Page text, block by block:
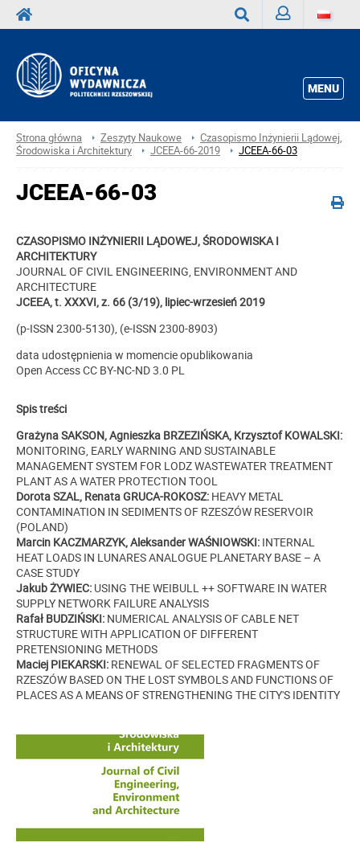
MENU
Strona główna Zeszyty Naukowe
Czasopismo Inżynierii Lądowej,
Środowiska i Architektury
JCEEA-66-2019 JCEEA-66-03
JCEEA-66-03
CZASOPISMO INŻYNIERII LĄDOWEJ, ŚRODOWISKA I
ARCHITEKTURY
JOURNAL OF CIVIL ENGINEERING, ENVIRONMENT AND
ARCHITECTURE
JCEEA, t. XXXVI, z. 66 (3/19), lipiec-wrzesień 2019
(p-ISSN 2300-5130), (e-ISSN 2300-8903)
data udostępnienia w momencie opublikowania
Open Access CC BY-NC-ND 3.0 PL
Spis treści
Grażyna SAKSON, Agnieszka BRZEZIŃSKA, Krzysztof KOWALSKI:
MONITORING, EARLY WARNING AND SUSTAINABLE
MANAGEMENT SYSTEM FOR LODZ WASTEWATER TREATMENT
PLANT AS A WATER PROTECTION TOOL
Dorota SZAL, Renata GRUCA-ROKOSZ: HEAVY METAL
CONTAMINATION IN SEDIMENTS OF RZESZÓW RESERVOIR
(POLAND)
Marcin KACZMARZYK, Aleksander WAŚNIOWSKI: INTERNAL
HEAT LOADS IN LUNARES ANALOGUE PLANETARY BASE – A
CASE STUDY
Jakub ŻYWIEC: USING THE WEIBULL ++ SOFTWARE IN WATER
SUPPLY NETWORK FAILURE ANALYSIS
Rafał BUDZIŃSKI: NUMERICAL ANALYSIS OF CABLE NET
STRUCTURE WITH APPLICATION OF DIFFERENT
PRETENSIONING METHODS
Maciej PIEKARSKI: RENEWAL OF SELECTED FRAGMENTS OF
RZESZÓW BASED ON THE LOST SYMBOLS AND FUNCTIONS OF
PLACES AS A MEANS OF STRENGTHENING THE CITY'S IDENTITY